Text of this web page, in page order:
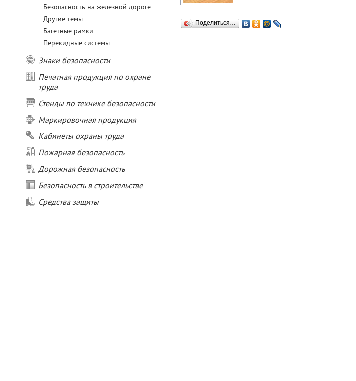
Безопасность на железной дороге
Другие темы
Багетные рамки
Перекидные системы
Знаки безопасности
Печатная продукция по охране
труда
Стенды по технике безопасности
Маркировочная продукция
Кабинеты охраны труда
Пожарная безопасность
Дорожная безопасность
Безопасность в строительстве
Средства защиты
Поделиться…